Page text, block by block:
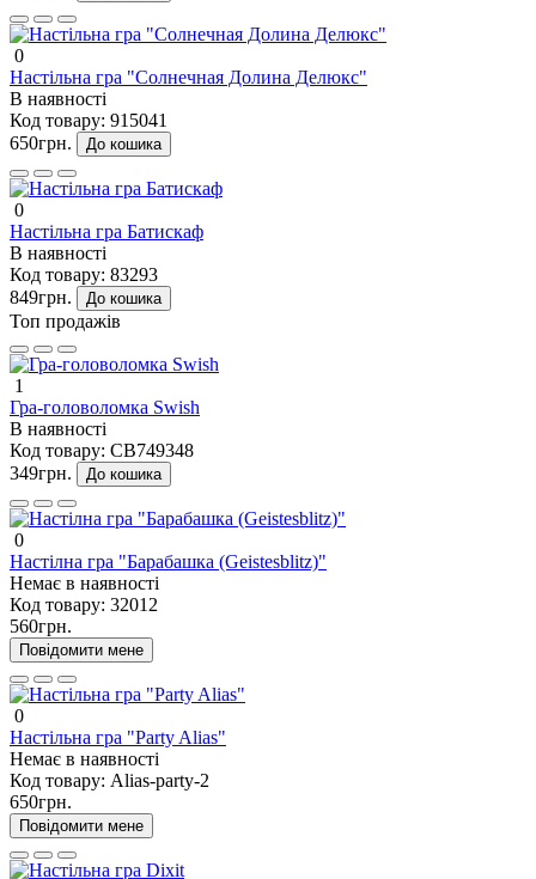
0
Настільна гра "Солнечная Долина Делюкс"
В наявності
Код товару: 915041
650грн.
До кошика
0
Настільна гра Батискаф
В наявності
Код товару: 83293
849грн.
До кошика
Топ продажів
1
Гра-головоломка Swish
В наявності
Код товару: CB749348
349грн.
До кошика
0
Настілна гра "Барабашка (Geistesblitz)"
Немає в наявності
Код товару: 32012
560грн.
Повідомити мене
0
Настільна гра "Party Alias"
Немає в наявності
Код товару: Alias-party-2
650грн.
Повідомити мене